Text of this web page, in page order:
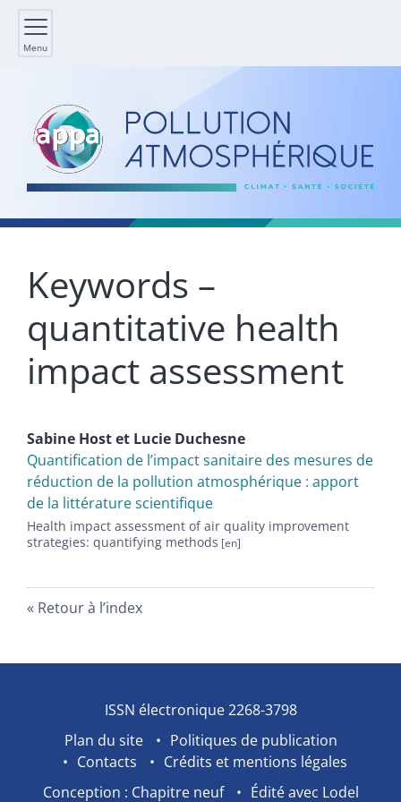
Menu
Keywords –
quantitative health
impact assessment
Sabine Hostet Lucie Duchesne
Quantification de l’impact sanitaire des mesures de
réduction de la pollution atmosphérique : apport
de la littérature scientifique
Health impact assessment of air quality improvement
strategies: quantifying methods
Retour à l’index
ISSN électronique 2268-3798
Plan du site
Politiques de publication
Contacts
Crédits et mentions légales
Conception : Chapitre neuf
Édité avec Lodel